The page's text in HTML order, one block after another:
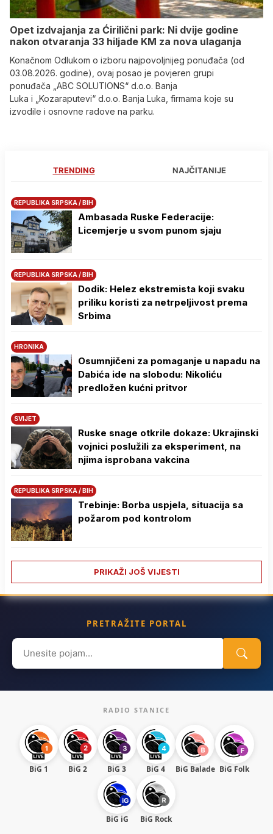
Opet izdvajanja za Ćirilični park: Ni dvije godine
nakon otvaranja 33 hiljade KM za nova ulaganja
Konačnom Odlukom o izboru najpovoljnijeg ponuđača (od
03.08.2026. godine), ovaj posao je povjeren grupi
ponuđača „ABC SOLUTIONS“ d.o.o. Banja
Luka i „Kozaraputevi“ d.o.o. Banja Luka, firmama koje su
izvodile i osnovne radove na parku.
TRENDING NAJČITANIJE
REPUBLIKA SRPSKA / BIH
Ambasada Ruske Federacije:
Licemjerje u svom punom sjaju
REPUBLIKA SRPSKA / BIH
Dodik: Helez ekstremista koji svaku
priliku koristi za netrpeljivost prema
Srbima
HRONIKA
Osumnjičeni za pomaganje u napadu na
Dabića ide na slobodu: Nikoliću
predložen kućni pritvor
SVIJET
Ruske snage otkrile dokaze: Ukrajinski
vojnici poslužili za eksperiment, na
njima isprobana vakcina
REPUBLIKA SRPSKA / BIH
Trebinje: Borba uspjela, situacija sa
požarom pod kontrolom
PRIKAŽI JOŠ VIJESTI
PRETRAŽITE PORTAL
Search
for:
RADIO STANICE
BiG 1 BiG 2 BiG 3 BiG 4 BiG Balade BiG Folk
BiG iG BiG Rock